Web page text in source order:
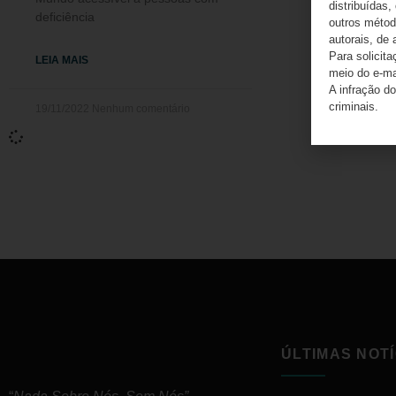
deficiência
LEIA MAIS
ÚLTIMAS
distribuídas,
outros
autorais, de
Para
meio do e-
A infração
criminais.